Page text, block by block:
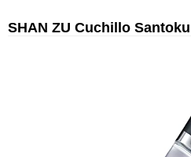
SHAN ZU Cuchillo